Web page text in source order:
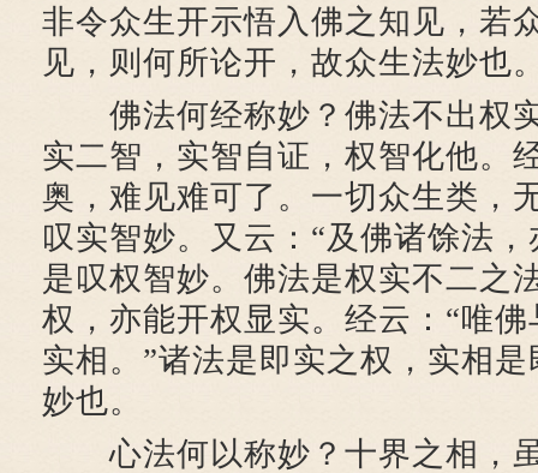
非令众生开示悟入佛之知见，若
见，则何所论开，故众生法妙也
佛法何经称妙？佛法不出权
实二智，实智自证，权智化他。
奥，难见难可了。一切众生类，
叹实智妙。又云：“及佛诸馀法
是叹权智妙。佛法是权实不二之
权，亦能开权显实。经云：“唯
实相。”诸法是即实之权，实相
妙也。
心法何以称妙？十界之相，